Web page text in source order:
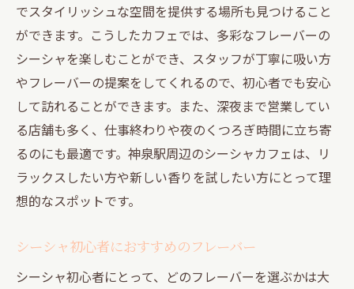
シーシャを楽しむための神泉駅アクセス情
報
地元住民がおすすめするシーシャ隠れ家
神泉駅近くのシーシャスポットで心の休息を
心を癒すシーシャの香りと効果
神泉駅の静かなシーシャバーでの過ごし方
快適なシーシャ体験を提供するお店の選び
方
神泉駅周辺のシーシャスポットの特徴
リラックスできるシーシャ体験の魅力
でスタイリッシュな空間を提供する場所も見つけること
ができます。こうしたカフェでは、多彩なフレーバーの
シーシャを楽しむことができ、スタッフが丁寧に吸い方
やフレーバーの提案をしてくれるので、初心者でも安心
して訪れることができます。また、深夜まで営業してい
る店舗も多く、仕事終わりや夜のくつろぎ時間に立ち寄
るのにも最適です。神泉駅周辺のシーシャカフェは、リ
ラックスしたい方や新しい香りを試したい方にとって理
想的なスポットです。
シーシャ初心者におすすめのフレーバー
シーシャ初心者にとって、どのフレーバーを選ぶかは大